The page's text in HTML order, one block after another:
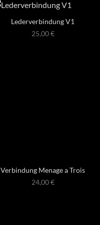
Lederverbindung V1
25,00€
Verbindung Menage a Trois
24,00€